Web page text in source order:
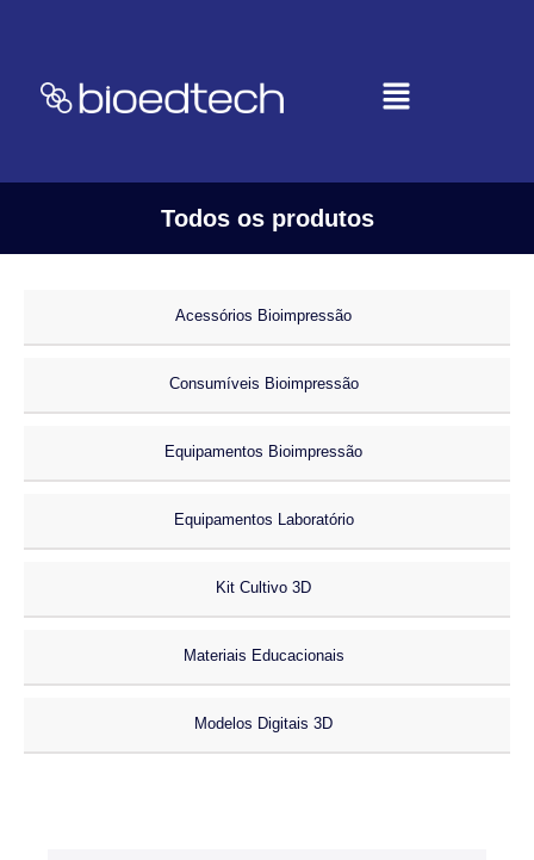
Todos os produtos
Acessórios Bioimpressão
Consumíveis Bioimpressão
Equipamentos Bioimpressão
Equipamentos Laboratório
Kit Cultivo 3D
Materiais Educacionais
Modelos Digitais 3D